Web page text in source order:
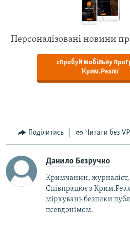
Персоналізовані новини
спробуй мобільну
Крим.Реалії
Поділитись Читати без
Данило Безручко
Кримчанин, журналіст,
Співпрацює з
міркувань безпеки
псевдонімом.